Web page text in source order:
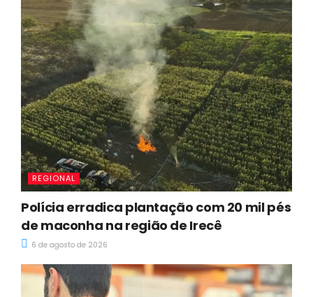
REGIONAL
Polícia erradica plantação com 20 mil pés
de maconha na região de Irecê
6 de agosto de 2026